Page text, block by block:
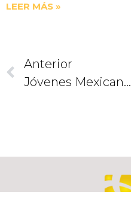
LEER MÁS »
Anterior
Jóvenes Mexicanos Y Alemanes Oran Por La Paz En México